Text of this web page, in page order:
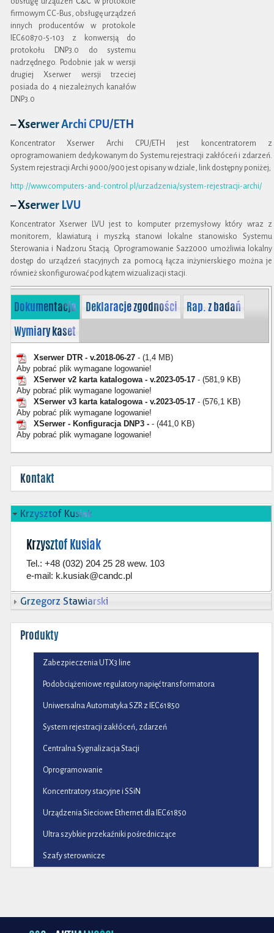
firmowym CC-Bus, obsługę urządzeń
innych producentów w protokole
IEC60870-5-103 z konwersją do
protokołu DNP3.0 do systemu
nadrzędnego. Podobnie jak w wersji
drugiej Xserwer wersji trzeciej
posiada do 4 niezależnych kanałów
DNP3.0
– Xserwer Archi CPU/ETH
Koncentrator Xserwer Archi CPU/ETH jest koncentratorem z
oprogramowaniem dedykowanym do Systemu rejestracji zakłóceń i zdarzeń.
System rejestracji Archi 9000/900 jest opisany w dziale, link dostępny poniżej;
http://www.computers-and-control.pl/urzadzenia/system-rejestracji-archi/
– Xserwer LVU
Koncentrator Xserwer LVU jest to komputer przemysłowy który wraz z
monitorem, klawiaturą i myszką stanowi lokalne stanowisko Systemu
Sterowania i Nadzoru Stacją. Oprogramowanie Saz2000 umożliwia lokalny
dostęp do urządzeń stacyjnych za pomocą łącza inżynierskiego można je
również skonfigurować pod kątem wizualizacji stacji.
Dokumentacja Deklaracje zgodności
Rap. z badań
Wymiary kaset
Xserwer DTR - v.2018-06-27 - (1,4 MB)
Aby pobrać plik wymagane logowanie!
XSerwer v2 karta katalogowa - v.2023-05-17 - (581,9 KB)
Aby pobrać plik wymagane logowanie!
XSerwer v3 karta katalogowa - v.2023-05-17 - (576,1 KB)
Aby pobrać plik wymagane logowanie!
XSerwer - Konfiguracja DNP3 -- (441,0 KB)
Aby pobrać plik wymagane logowanie!
Kontakt
Krzysztof Kusiak
Krzysztof Kusiak
Tel.: +48 (032) 204 25 28 wew. 103
e-mail: k.kusiak@candc.pl
Grzegorz Stawiarski
Produkty
Zabezpieczenia UTX3 line
Podobciążeniowe regulatory napięć transformatora
Uniwersalna Automatyka SZR z IEC61850
System rejestracji zakłóceń, zdarzeń
Centralna Sygnalizacja Stacji
Oprogramowanie
Koncentratory stacyjne i SSiN
Urządzenia Sieciowe Ethernet dla IEC61850
Ultra szybkie przekaźniki pośredniczące
Szafy sterownicze